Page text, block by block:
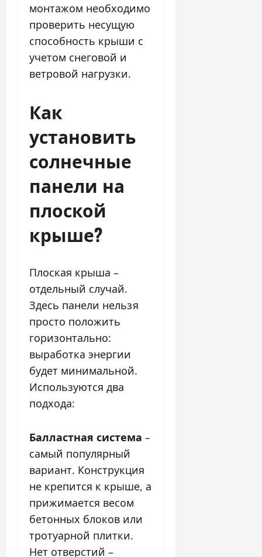
монтажом необходимо
проверить несущую
способность крыши с
учетом снеговой и
ветровой нагрузки.
Как
установить
солнечные
панели на
плоской
крыше?
Плоская крыша –
отдельный случай.
Здесь панели нельзя
просто положить
горизонтально:
выработка энергии
будет минимальной.
Используются два
подхода:
Балластная система –
самый популярный
вариант. Конструкция
не крепится к крыше, а
прижимается весом
бетонных блоков или
тротуарной плитки.
Нет отверстий –